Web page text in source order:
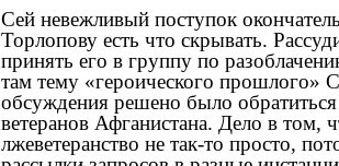
Сей невежливый поступок
Торлопову есть что скрывать.
принять его в группу по
там тему «героического прошлого»
обсуждения решено было
ветеранов Афганистана. Дело в том,
лжеветеранство не так-то просто,